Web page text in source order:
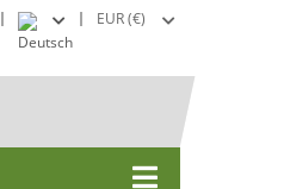
EUR (€)